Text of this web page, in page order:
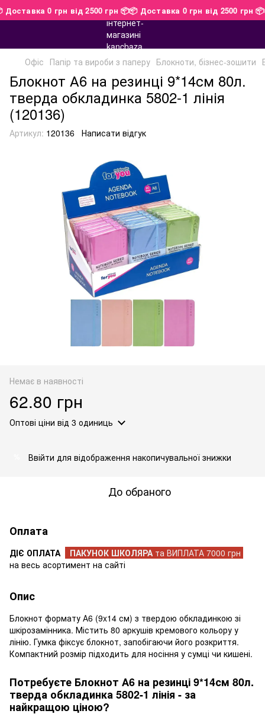
📦 Доставка 0 грн від 2500 грн 📦📦 Доставка 0 грн від 2500 грн
Офіс Папір та вироби з паперу Блокноти, бізнес-зошити
Блокнот А6 на резинці 9*14см 80л.
тверда обкладинка 5802-1 лінія
(120136)
Артикул: 120136 Написати відгук
Немає в наявності
62.80 грн
Оптові ціни від 3 одиниць
Ввійти для відображення накопичувальної знижки
До обраного
Оплата
ДІЄ ОПЛАТА ПАКУНОК ШКОЛЯРА та ВИПЛАТА 7000 грн
на весь асортимент на сайті
Опис
Блокнот формату А6 (9x14 см) з твердою обкладинкою зі
шкірозамінника. Містить 80 аркушів кремового кольору у
лінію. Гумка фіксує блокнот, запобігаючи його розкриття.
Компактний розмір підходить для носіння у сумці чи кишені.
Потребуєте Блокнот А6 на резинці 9*14см 80л.
тверда обкладинка 5802-1 лінія - за
найкращою ціною?